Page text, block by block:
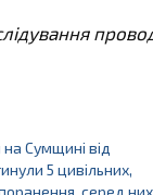
Сумщині від
5 цивільних,
серед них